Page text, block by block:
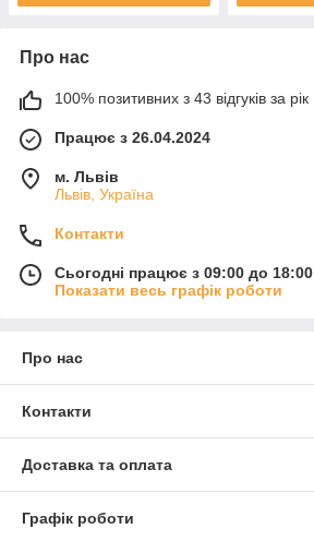
Про нас
100% позитивних з 43 відгуків за рік
Працює з 26.04.2024
м. Львів
Львів, Україна
Контакти
Сьогодні працює з 09:00 до 18:00
Показати весь графік роботи
Про нас
Контакти
Доставка та оплата
Графік роботи